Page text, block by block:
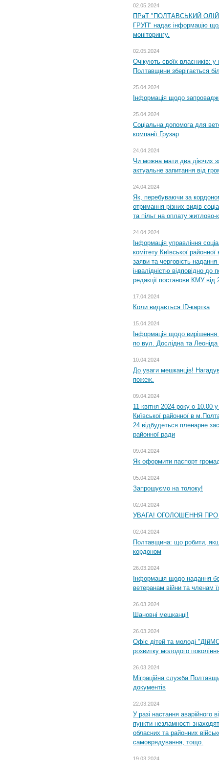
02.05.2024
ПРаТ "ПОЛТАВСЬКИЙ
ГРУП" надає інформацію
моніторингу.
02.05.2024
Очікують своїх власників: у
Полтавщини зберігається
25.04.2024
Інформація щодо
25.04.2024
Соціальна допомога для
компанії Грузар
24.04.2024
Чи можна мати два діючих
актуальне запитання від
24.04.2024
Як, перебуваючи за
отримання різних видів
та пільг на оплату
24.04.2024
Інформація управління
комітету Київської
заяви та черговість надання
інвалідністю відповідно
редакції постанови КМУ
17.04.2024
Коли видається ID-картка
15.04.2024
Інформація щодо
по вул. Дослідна та Леоніда
10.04.2024
До уваги мешканців!
пожеж.
09.04.2024
11 квітня 2024 року о 10.00
Київської районної в
24 відбудеться пленарне
районної ради
09.04.2024
Як оформити паспорт
05.04.2024
Запрошуємо на толоку!
02.04.2024
УВАГА! ОГОЛОШЕННЯ
02.04.2024
Полтавщина: що робити,
кордоном
26.03.2024
Інформація щодо надання
ветеранам війни та членам
26.03.2024
Шановні мешканці!
26.03.2024
Офіс дітей та молоді
розвитку молодого
26.03.2024
Міграційна служба
документів
22.03.2024
У разі настання аварійного
пункти незламності
обласних та районних
самоврядування, тощо.
19.03.2024